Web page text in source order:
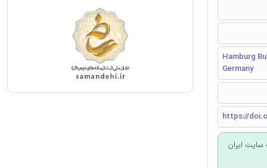
Hamburg
Germany
https://
ایران